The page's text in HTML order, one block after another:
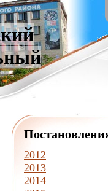
2012
2013
2014